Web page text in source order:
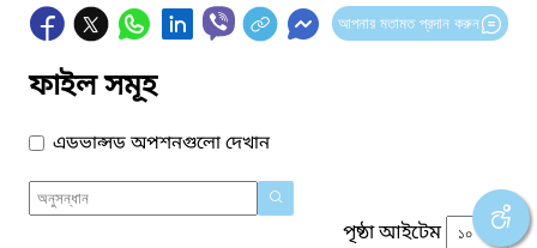
আপনার মতামত প্রদান করুন
ফাইল সমূহ
এডভান্সড অপশনগুলো দেখান
পৃষ্ঠা আইটেম